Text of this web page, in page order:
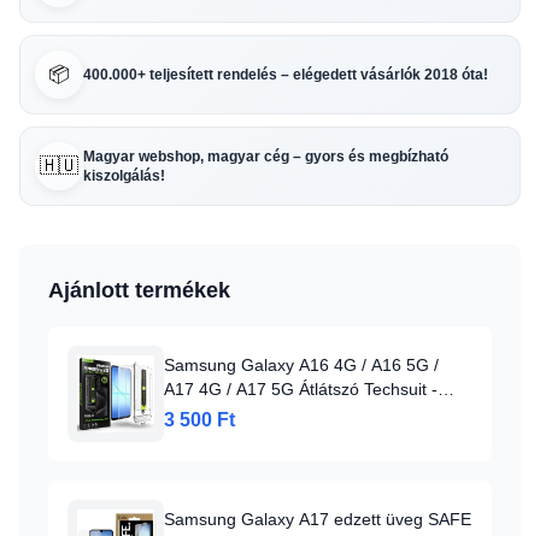
📦 400.000+ teljesített rendelés – elégedett vásárlók 2018 óta!
🇭🇺 Magyar webshop, magyar cég – gyors és megbízható
kiszolgálás!
Ajánlott termékek
Samsung Galaxy A16 4G / A16 5G /
A17 4G / A17 5G Átlátszó Techsuit -
[Ujjlenyomat-feloldással kompatibilis]
3 500 Ft
Samsung Galaxy A17 edzett üveg SAFE